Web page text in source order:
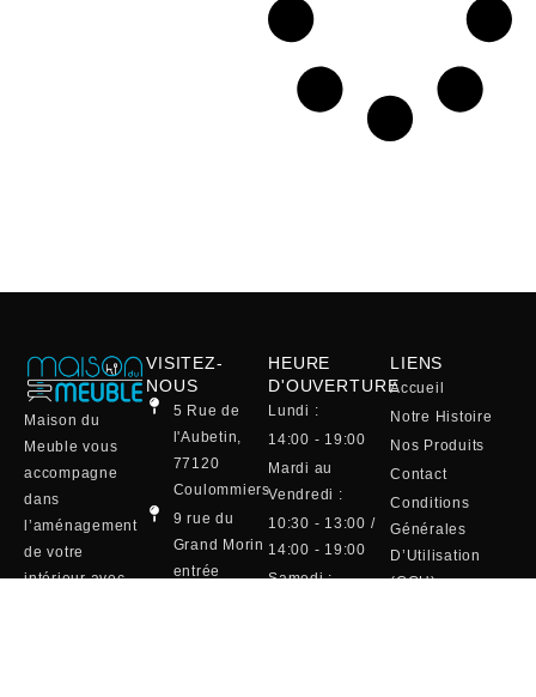
Maison du
Meuble vous
accompagne
dans
l’aménagement
de votre
intérieur avec
VISITEZ-
NOUS
5 Rue de
l'Aubetin,
77120
Coulommiers
9 rue du
Grand Morin
entrée
HEURE
D'OUVERTURE
Lundi :
14:00 - 19:00
Mardi au
Vendredi :
10:30 - 13:00 /
14:00 - 19:00
Samedi :
LIENS
Accueil
Notre Histoire
Nos Produits
Contact
Conditions
Générales
D’Utilisation
(CGU)